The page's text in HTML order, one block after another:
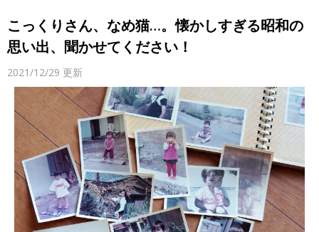
こっくりさん、なめ猫…。懐かしすぎる昭和の
思い出、聞かせてください！
2021/12/29 更新